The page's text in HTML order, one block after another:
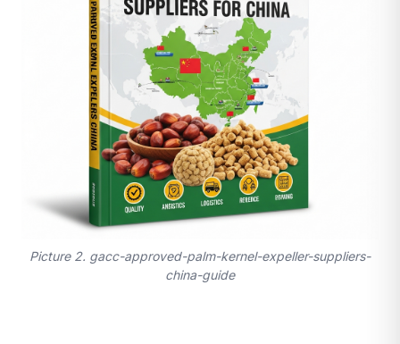
Picture 2. gacc-approved-palm-kernel-expeller-suppliers-
china-guide